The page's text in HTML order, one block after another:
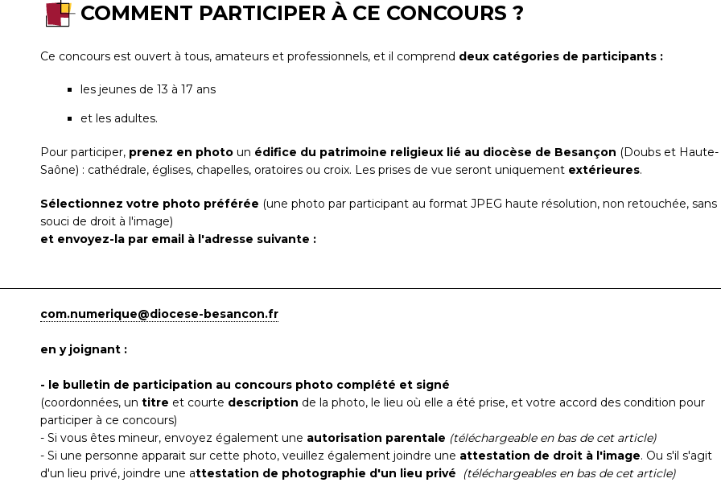
COMMENT PARTICIPER À CE CONCOURS ?
Ce concours est ouvert à tous, amateurs et professionnels, et il comprend deux catégories de participants :
les jeunes de 13 à 17 ans
et les adultes.
Pour participer, prenez en photo un édifice du patrimoine religieux lié au diocèse de Besançon (Doubs et Haute-
Saône) : cathédrale, églises, chapelles, oratoires ou croix. Les prises de vue seront uniquement extérieures.
Sélectionnez votre photo préférée (une photo par participant au format JPEG haute résolution, non retouchée, sans
souci de droit à l'image)
et envoyez-la par email à l'adresse suivante :
com.numerique@diocese-besancon.fr
en y joignant :
- l e bulletin de participation au concours photo complété et signé
(coordonnées, un titre et courte description de la photo, le lieu où elle a été prise, et votre accord des condition pour
participer à ce concours)
- Si vous êtes mineur, envoyez également une autorisation parentale (téléchargeable en bas de cet article)
- Si une personne apparait sur cette photo, veuillez également joindre une attestation de droit à l'image. Ou s'il s'agit
d'un lieu privé, joindre une attestation de photographie d'un lieu privé (téléchargeables en bas de cet article)